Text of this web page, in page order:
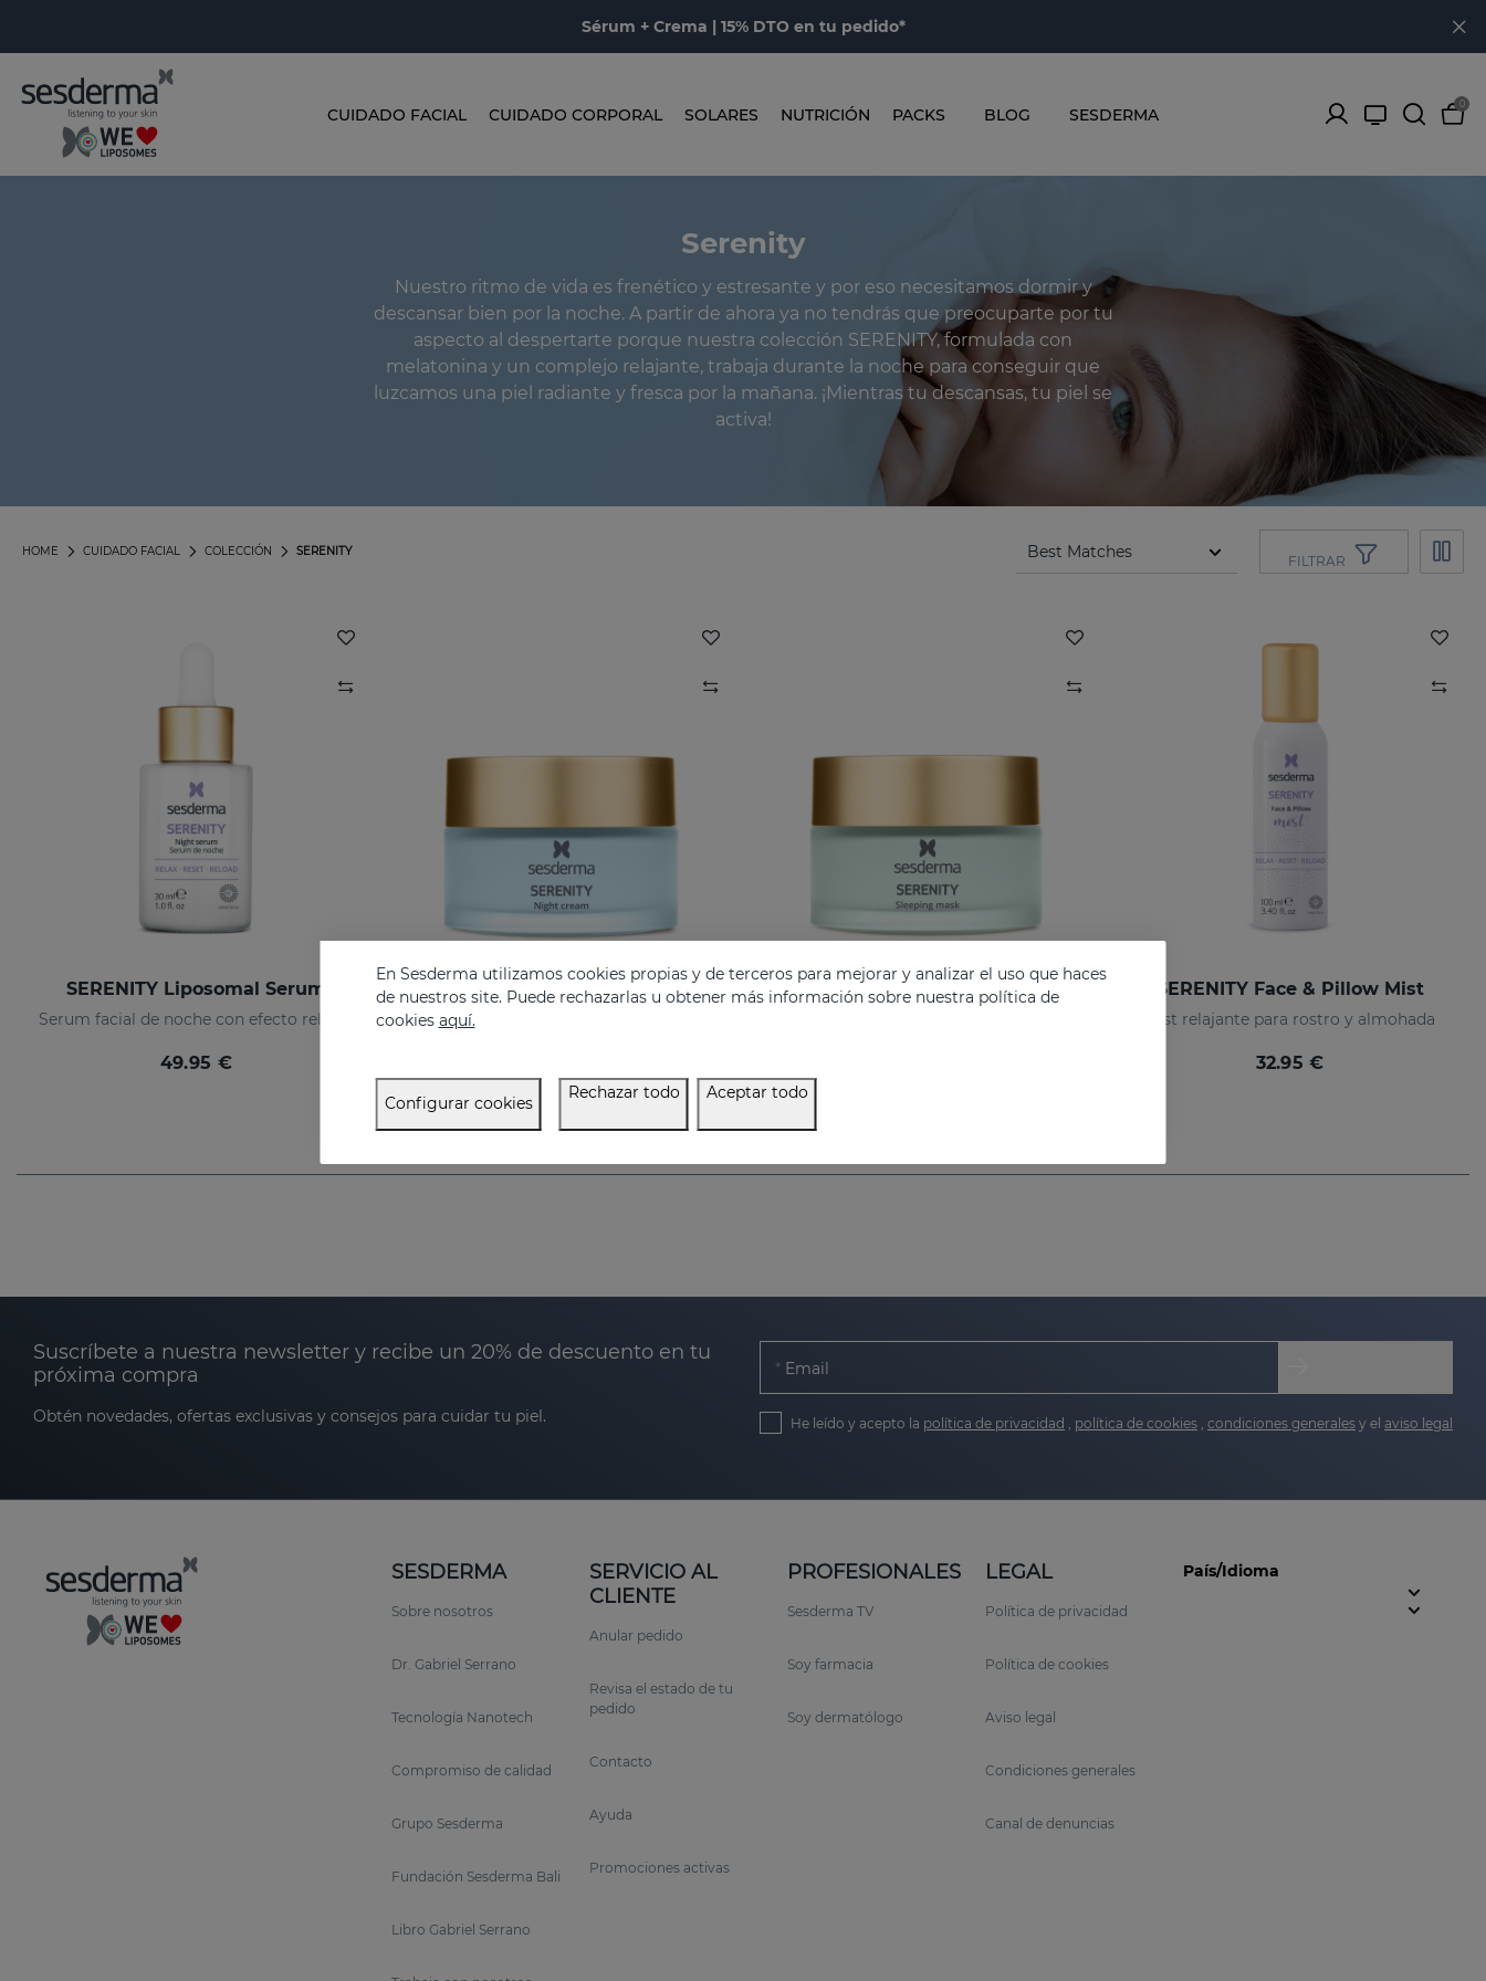
Sérum + Crema | 15% DTO en tu pedido*
CUIDADO FACIAL CUIDADO CORPORAL SOLARES NUTRICIÓN PACKS BLOG SESDERMA
0
Serenity
Nuestro ritmo de vida es frenético y estresante y por eso necesitamos dormir y
descansar bien por la noche. A partir de ahora ya no tendrás que preocuparte por tu
aspecto al despertarte porque nuestra colección SERENITY, formulada con
melatonina y un complejo relajante, trabaja durante la noche para conseguir que
luzcamos una piel radiante y fresca por la mañana. ¡Mientras tu descansas, tu piel se
activa!
SERENITY
COLECCIÓN
CUIDADO FACIAL
HOME
FILTRAR
SERENITY Liposomal Serum
49.95 €
SERENITY Crema De Noche SERENITY Mascarilla De Noche SERENITY Face & Pillow Mist
Mist relajante para rostro y almohada
32.95 €
Suscríbete a nuestra newsletter y recibe un 20% de descuento en tu
próxima compra
Obtén novedades, ofertas exclusivas y consejos para cuidar tu piel.
Email
He leído y acepto la política de privacidad política de cookies condiciones generales y el aviso legal
SESDERMA
Sobre nosotros
Dr. Gabriel Serrano
Tecnología Nanotech
Compromiso de calidad
Grupo Sesderma
Fundación Sesderma Bali
Libro Gabriel Serrano
SERVICIO AL
CLIENTE
Anular pedido
Revisa el estado de tu
pedido
Contacto
Ayuda
Promociones activas
PROFESIONALES
Sesderma TV
Soy farmacia
Soy dermatólogo
LEGAL
Política de privacidad
Política de cookies
Aviso legal
Condiciones generales
Canal de denuncias
País/Idioma
En Sesderma utilizamos cookies propias y de terceros para mejorar y analizar el uso que haces
de nuestros site. Puede rechazarlas u obtener más información sobre nuestra política de
cookies aquí.
Configurar cookies
Rechazar todo Aceptar todo